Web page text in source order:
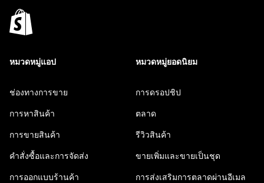
หมวดหมู่แอป
ช่องทางการขาย
การหาสินค้า
การขายสินค้า
คำสั่งซื้อและการจัดส่ง
การออกแบบร้านค้า
หมวดหมู่ยอดนิยม
การดรอปชิป
ตลาด
รีวิวสินค้า
ขายเพิ่มและขายเป็นชุด
การส่งเสริมการตลาดผ่านอีเมล